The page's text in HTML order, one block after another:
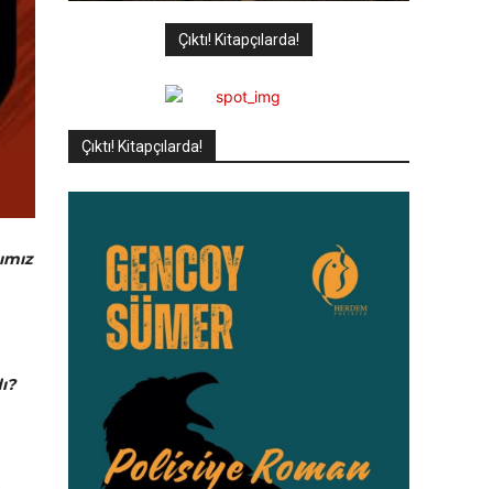
Çıktı! Kitapçılarda!
Çıktı! Kitapçılarda!